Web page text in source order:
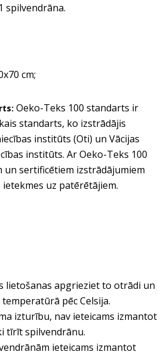
1 spilvendrāna.
cm;
Oeko-Teks 100 standarts ir
standarts, ko izstrādājis
institūts (Oti) un Vācijas
institūts. Ar Oeko-Teks 100
un sertificētiem izstrādājumiem
uz patērētājiem.
lietošanas apgrieziet to otrādi un
pēc Celsija.
izturību, nav ieteicams izmantot
tīrīt spilvendrānu.
ieteicams izmantot